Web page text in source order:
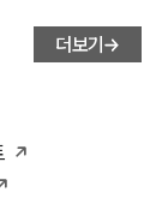
더보기